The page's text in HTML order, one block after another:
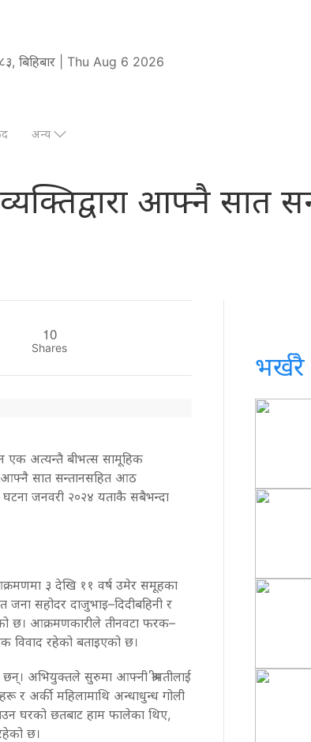
बिहिबार | Thu Aug 6 2026
अन्य
आफ्नै सात
10
Shares
एक अत्यन्तै बीभत्स सामूहिक
आफ्नै सात सन्तानसहित आठ
घटना जनवरी २०२४ यताकै सबैभन्दा
३ देखि ११ वर्ष उमेर समूहका
सहोदर दाजुभाइ–दिदीबहिनी र
छ। आक्रमणकारीले तीनवटा फरक–
विवाद रहेको बताइएको छ।
अभियुक्तले सुरुमा आफ्नी श्रीमतीलाई
र अर्की महिलामाथि अन्धाधुन्ध गोली
घरको छतबाट हाम फालेका थिए,
छ।
भर्खरै